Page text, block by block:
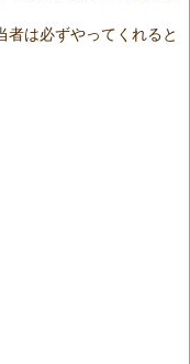
者は必ずやってくれると